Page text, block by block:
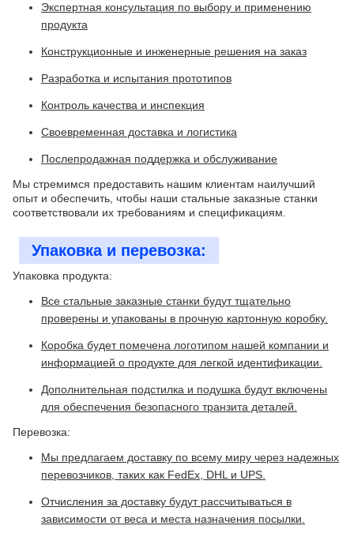
Экспертная консультация по выбору и применению
продукта
Конструкционные и инженерные решения на заказ
Разработка и испытания прототипов
Контроль качества и инспекция
Своевременная доставка и логистика
Послепродажная поддержка и обслуживание
Мы стремимся предоставить нашим клиентам наилучший
опыт и обеспечить, чтобы наши стальные заказные станки
соответствовали их требованиям и спецификациям.
Упаковка и перевозка:
Упаковка продукта:
Все стальные заказные станки будут тщательно
проверены и упакованы в прочную картонную коробку.
Коробка будет помечена логотипом нашей компании и
информацией о продукте для легкой идентификации.
Дополнительная подстилка и подушка будут включены
для обеспечения безопасного транзита деталей.
Перевозка:
Мы предлагаем доставку по всему миру через надежных
перевозчиков, таких как FedEx, DHL и UPS.
Отчисления за доставку будут рассчитываться в
зависимости от веса и места назначения посылки.